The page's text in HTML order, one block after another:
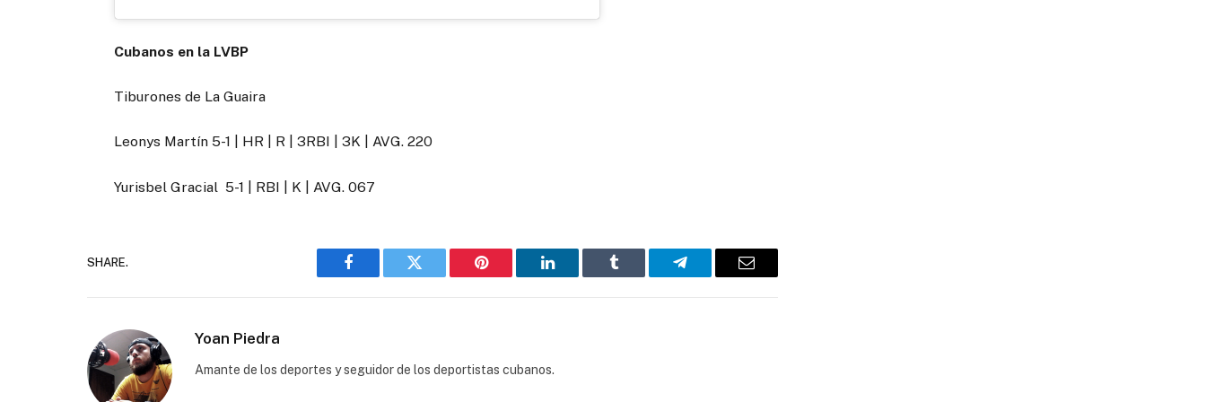
Cubanos en la LVBP
Tiburones de La Guaira
Leonys Martín 5-1 | HR | R | 3RBI | 3K | AVG. 220
Yurisbel Gracial 5-1 | RBI | K | AVG. 067
SHARE.
Facebook Twitter Pinterest LinkedIn Tumblr Telegram Email
Yoan Piedra
Amante de los deportes y seguidor de los deportistas cubanos.